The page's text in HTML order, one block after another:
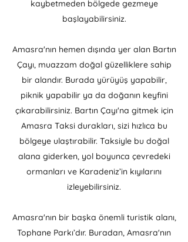
kaybetmeden bölgede gezmeye
başlayabilirsiniz.
Amasra'nın hemen dışında yer alan Bartın
Çayı, muazzam doğal güzelliklere sahip
bir alandır. Burada yürüyüş yapabilir,
piknik yapabilir ya da doğanın keyfini
çıkarabilirsiniz. Bartın Çayı'na gitmek için
Amasra Taksi durakları, sizi hızlıca bu
bölgeye ulaştırabilir. Taksiyle bu doğal
alana giderken, yol boyunca çevredeki
ormanları ve Karadeniz’in kıyılarını
izleyebilirsiniz.
Amasra'nın bir başka önemli turistik alanı,
Tophane Parkı’dır. Buradan, Amasra'nın